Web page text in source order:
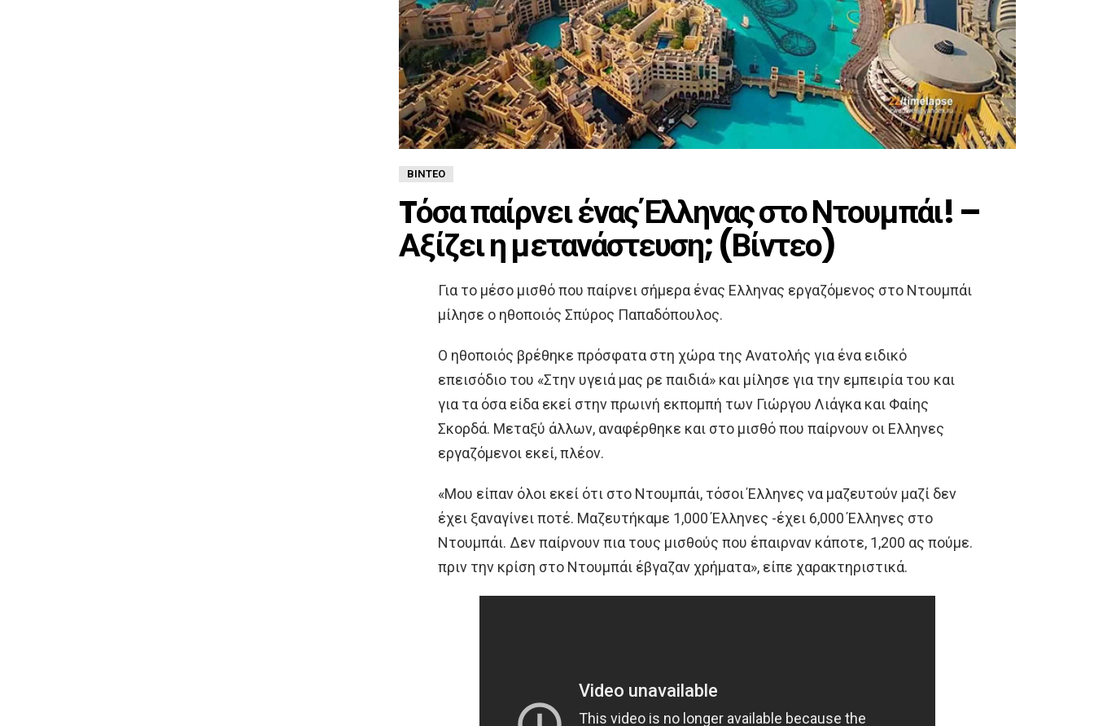
ΒΊΝΤΕΟ
Tόσα παίρνει ένας Έλληνας στο Ντουμπάι! –
Αξίζει η μετανάστευση; (Βίντεο)
Για το μέσο μισθό που παίρνει σήμερα ένας Ελληνας εργαζόμενος στο Ντουμπάι
μίλησε ο ηθοποιός Σπύρος Παπαδόπουλος.
Ο ηθοποιός βρέθηκε πρόσφατα στη χώρα της Ανατολής για ένα ειδικό
επεισόδιο του «Στην υγειά μας ρε παιδιά» και μίλησε για την εμπειρία του και
για τα όσα είδα εκεί στην πρωινή εκπομπή των Γιώργου Λιάγκα και Φαίης
Σκορδά. Μεταξύ άλλων, αναφέρθηκε και στο μισθό που παίρνουν οι Ελληνες
εργαζόμενοι εκεί, πλέον.
«Μου είπαν όλοι εκεί ότι στο Ντουμπάι, τόσοι Έλληνες να μαζευτούν μαζί δεν
έχει ξαναγίνει ποτέ. Μαζευτήκαμε 1,000 Έλληνες -έχει 6,000 Έλληνες στο
Ντουμπάι. Δεν παίρνουν πια τους μισθούς που έπαιρναν κάποτε, 1,200 ας πούμε.
πριν την κρίση στο Ντουμπάι έβγαζαν χρήματα», είπε χαρακτηριστικά.